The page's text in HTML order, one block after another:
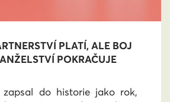
PLATÍ, ALE BOJ
POKRAČUJE
zapsal do historie jako rok,